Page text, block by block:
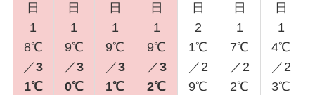
日
1
8℃
／3
1℃
日
1
9℃
／3
0℃
日
1
9℃
／3
1℃
日
1
9℃
／3
2℃
日
2
1℃
／2
9℃
日
1
7℃
／2
2℃
日
1
4℃
／2
3℃